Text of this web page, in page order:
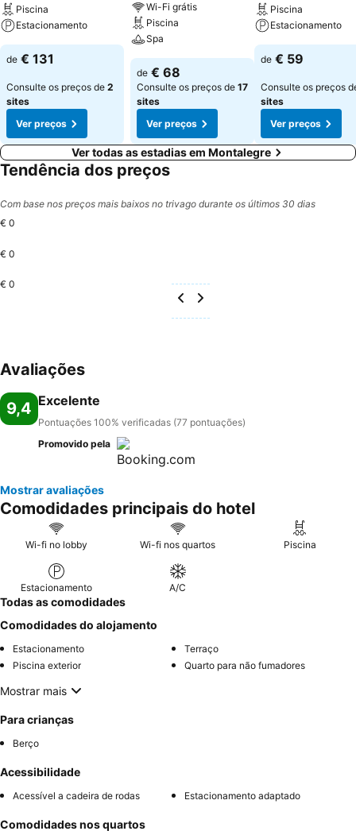
Piscina
Estacionamento
de € 131
Consulte os preços de 2
sites
Ver preços
Wi-Fi grátis
Piscina
Spa
de € 68
Consulte os preços de 17
sites
Ver preços
Piscina
Estacionamento
de € 59
Consulte os preços
sites
Ver preços
Ver todas as estadias em Montalegre
Tendência dos preços
Com base nos preços mais baixos no trivago durante os últimos 30 dias
€ 0
€ 0
€ 0
Avaliações
9,4 Excelente
Pontuações 100% verificadas (77 pontuações)
Promovido pela
Mostrar avaliações
Comodidades principais do hotel
Wi-fi no lobby Wi-fi nos quartos Piscina
Estacionamento A/C
Todas as comodidades
Comodidades do alojamento
Estacionamento
Terraço
Piscina exterior
Quarto para não fumadores
Mostrar mais
Para crianças
Berço
Acessibilidade
Acessível a cadeira de rodas Estacionamento adaptado
Comodidades nos quartos